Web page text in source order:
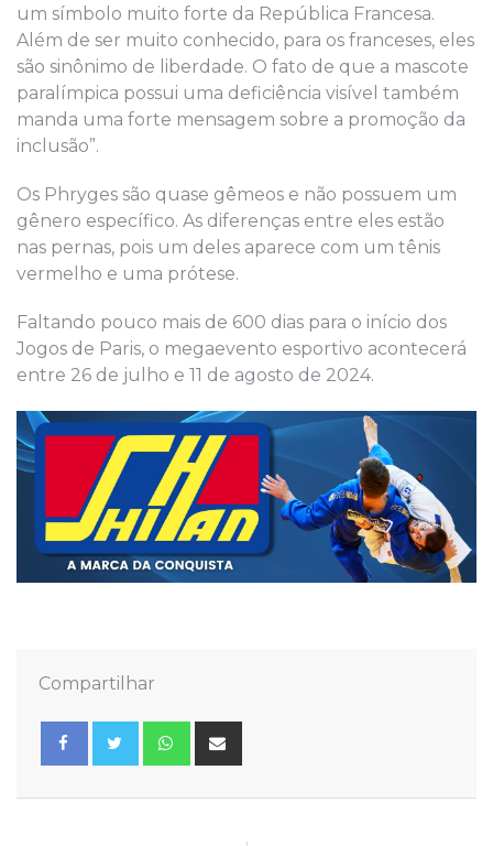
um símbolo muito forte da República Francesa.
Além de ser muito conhecido, para os franceses, eles
são sinônimo de liberdade. O fato de que a mascote
paralímpica possui uma deficiência visível também
manda uma forte mensagem sobre a promoção da
inclusão”.
Os Phryges são quase gêmeos e não possuem um
gênero específico. As diferenças entre eles estão
nas pernas, pois um deles aparece com um tênis
vermelho e uma prótese.
Faltando pouco mais de 600 dias para o início dos
Jogos de Paris, o megaevento esportivo acontecerá
entre 26 de julho e 11 de agosto de 2024.
Compartilhar
Whatsapp